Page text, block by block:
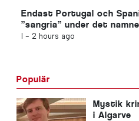
Endast Portugal och
”sangria” under det
I - 2 hours ago
Populär
Mystik
i Algarve